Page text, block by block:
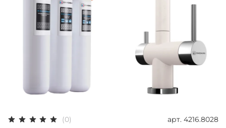
(0) арт. 4216.8028